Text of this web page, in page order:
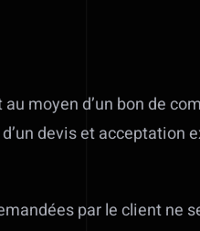
moyen d’un bon de
devis et
par le client ne